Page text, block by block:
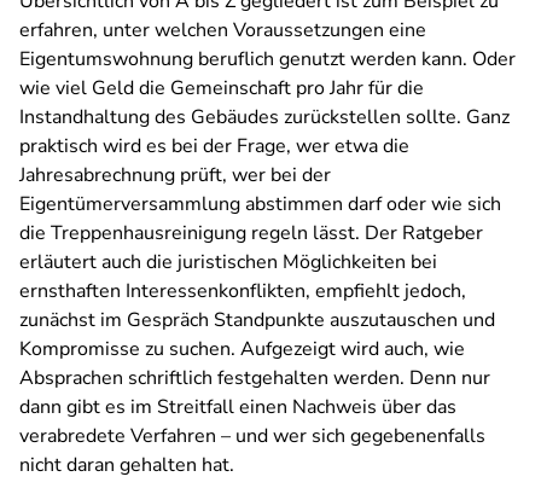
erfahren, unter welchen Voraussetzungen eine
Eigentumswohnung beruflich genutzt werden kann. Oder
wie viel Geld die Gemeinschaft pro Jahr für die
Instandhaltung des Gebäudes zurückstellen sollte. Ganz
praktisch wird es bei der Frage, wer etwa die
Jahresabrechnung prüft, wer bei der
Eigentümerversammlung abstimmen darf oder wie sich
die Treppenhausreinigung regeln lässt. Der Ratgeber
erläutert auch die juristischen Möglichkeiten bei
ernsthaften Interessenkonflikten, empfiehlt jedoch,
zunächst im Gespräch Standpunkte auszutauschen und
Kompromisse zu suchen. Aufgezeigt wird auch, wie
Absprachen schriftlich festgehalten werden. Denn nur
dann gibt es im Streitfall einen Nachweis über das
verabredete Verfahren – und wer sich gegebenenfalls
nicht daran gehalten hat.